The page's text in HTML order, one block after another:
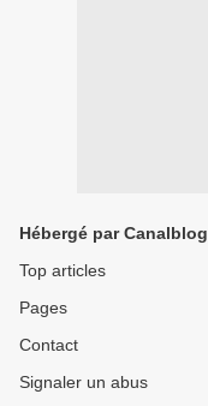
Hébergé par Canalblog
Top articles
Pages
Contact
Signaler un abus